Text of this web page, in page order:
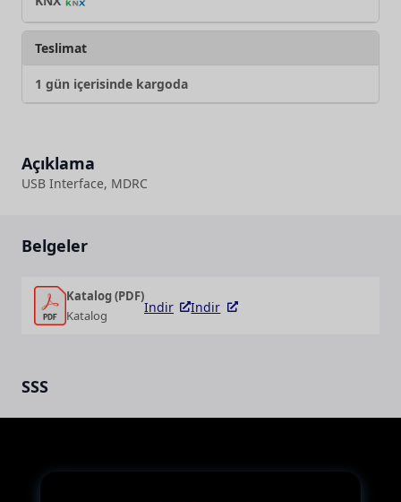
Belgeler
Katalog (PDF)
Katalog
Indir Indir
SSS
Teslimat
1 gün içerisinde kargoda
Açıklama
USB Interface, MDRC